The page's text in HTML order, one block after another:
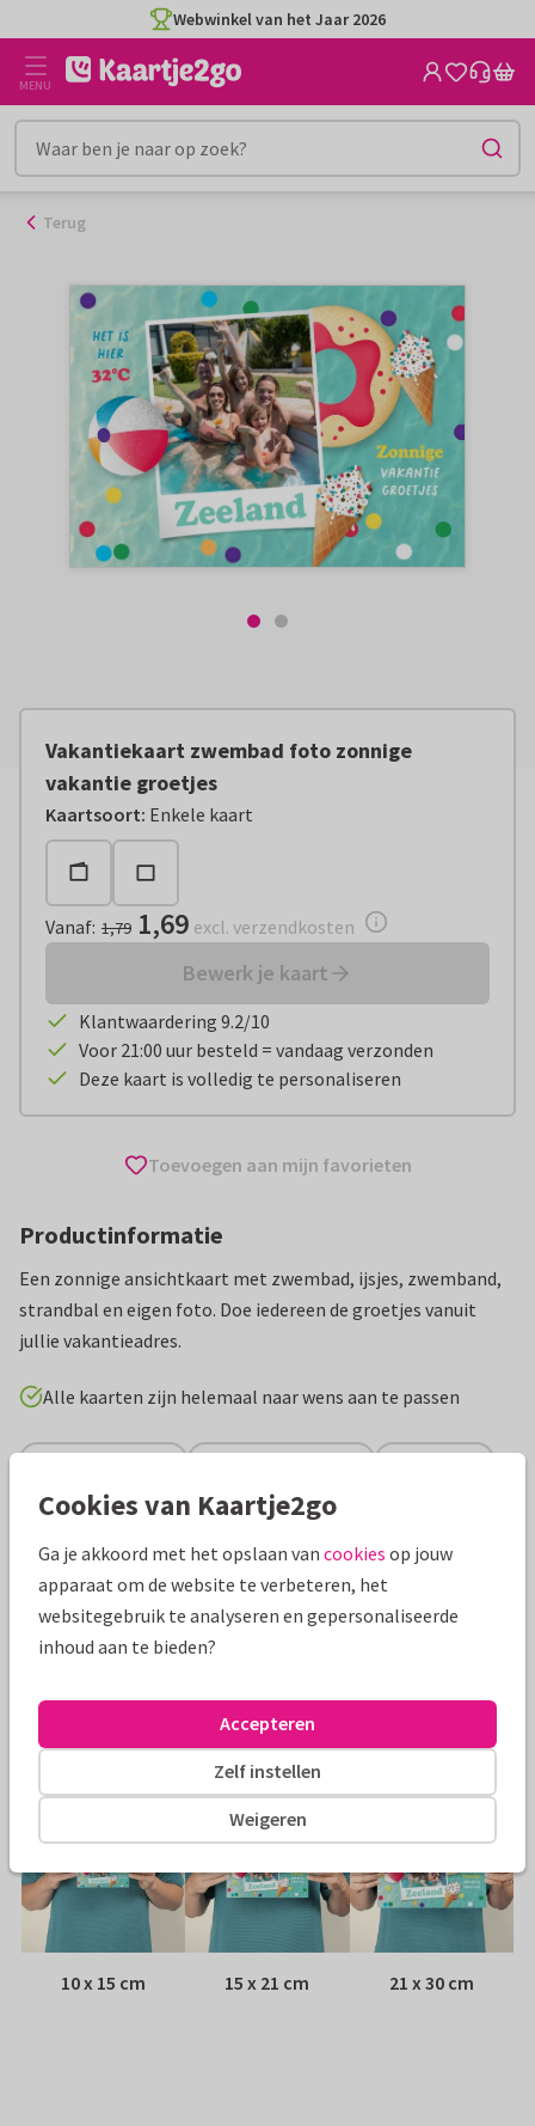
naar
inhoud
Webwinkel van het Jaar 2026
MENU
Terug
Vakantiekaart zwembad foto zonnige
vakantie groetjes
Kaartsoort: Enkele kaart
Vanaf:€ 1,69 excl. verzendkosten
Vanaf: 1,79 1,69 excl. verzendkosten
Bewerk je kaart
Klantwaardering 9.2/10
Voor 21:00 uur besteld = vandaag verzonden
Deze kaart is volledig te personaliseren
Toevoegen aan mijn favorieten
Productinformatie
Een zonnige ansichtkaart met zwembad, ijsjes, zwemband,
strandbal en eigen foto. Doe iedereen de groetjes vanuit
jullie vakantieadres.
Alle kaarten zijn helemaal naar wens aan te passen
Vakantiekaarten Paperhugs - by Lidy Nederland
Papiersoort: Glans
Envelop: Geen, verzonden als ansichtkaart
Adres: Achterop de kaart
Formaten
10 x 15 cm 15 x 21 cm 21 x 30 cm
Cookies van Kaartje2go
Ga je akkoord met het opslaan van cookies op jouw
apparaat om de website te verbeteren, het
websitegebruik te analyseren en gepersonaliseerde
inhoud aan te bieden?
Weigeren
Zelf instellen
Accepteren